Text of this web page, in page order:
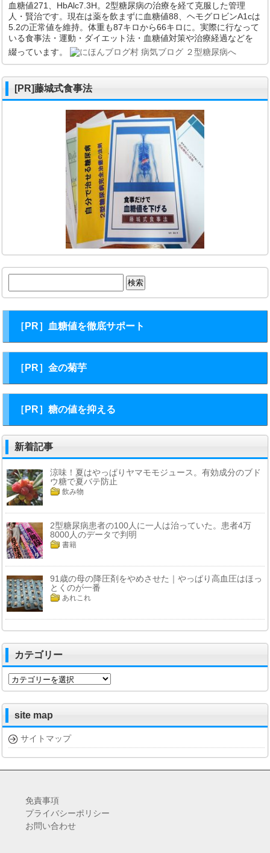
血糖値271、HbAlc7.3H。2型糖尿病の治療を経て克服した管理
人・賢治です。現在は薬を飲まずに血糖値88、ヘモグロビンA1cは
5.2の正常値を維持。体重も87キロから66キロに。実際に行なって
いる食事法・運動・ダイエット法・血糖値対策や治療経過などを
綴っています。
[PR]藤城式食事法
索:
［PR］血糖値を徹底サポート
［PR］金の菊芋
［PR］糖の値を抑える
新着記事
涼味！夏はやっぱりヤマモモジュース。有効成分のブド
ウ糖で夏バテ防止
飲み物
2型糖尿病患者の100人に一人は治っていた。患者4万
8000人のデータで判明
書籍
91歳の母の降圧剤をやめさせた｜やっぱり高血圧はほっ
とくのが一番
あれこれ
カテゴリー
カ
テ
リ
ー
site map
サイトマップ
免責事項
プライバシーポリシー
お問い合わせ